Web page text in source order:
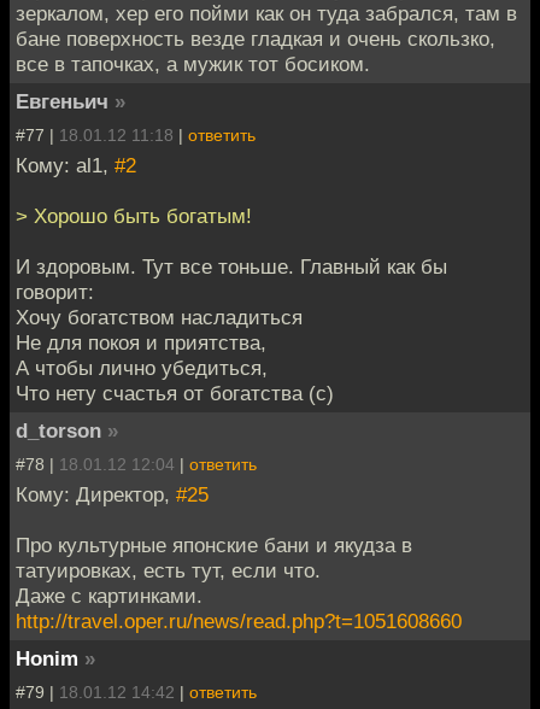
зеркалом, хер его пойми как он туда забрался, там в
бане поверхность везде гладкая и очень скользко,
все в тапочках, а мужик тот босиком.
Евгеньич »
#77 | 18.01.12 11:18 | ответить
Кому: al1, #2
> Хорошо быть богатым!
И здоровым. Тут все тоньше. Главный как бы
говорит:
Хочу богатством насладиться
Не для покоя и приятства,
А чтобы лично убедиться,
Что нету счастья от богатства (с)
d_torson »
#78 | 18.01.12 12:04 | ответить
Кому: Директор, #25
Про культурные японские бани и якудза в
татуировках, есть тут, если что.
Даже с картинками.
http://travel.oper.ru/news/read.php?t=1051608660
Honim »
#79 | 18.01.12 14:42 | ответить